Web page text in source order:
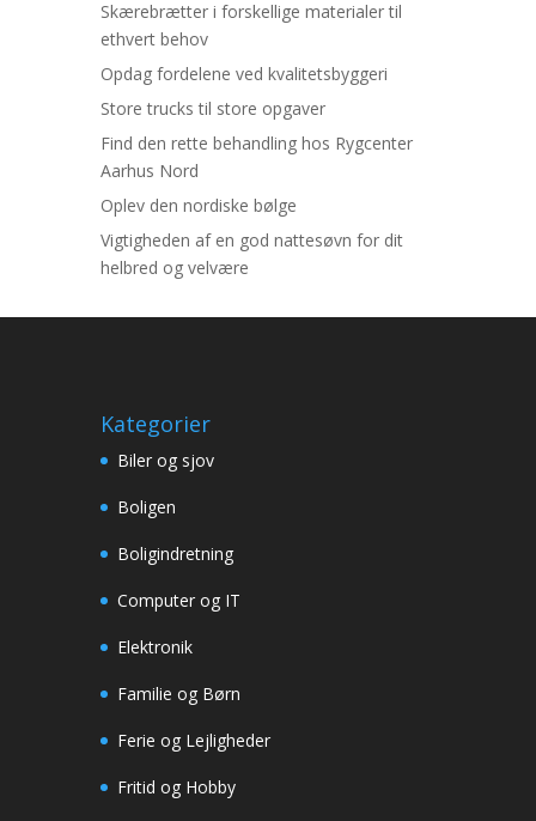
Skærebrætter i forskellige materialer til
ethvert behov
Opdag fordelene ved kvalitetsbyggeri
Store trucks til store opgaver
Find den rette behandling hos Rygcenter
Aarhus Nord
Oplev den nordiske bølge
Vigtigheden af en god nattesøvn for dit
helbred og velvære
Kategorier
Biler og sjov
Boligen
Boligindretning
Computer og IT
Elektronik
Familie og Børn
Ferie og Lejligheder
Fritid og Hobby